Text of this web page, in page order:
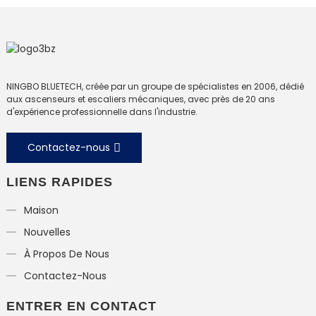
NINGBO BLUETECH, créée par un groupe de spécialistes en 2006, dédié
aux ascenseurs et escaliers mécaniques, avec près de 20 ans
d'expérience professionnelle dans l'industrie.
Contactez-nous
LIENS RAPIDES
Maison
Nouvelles
À Propos De Nous
Contactez-Nous
ENTRER EN CONTACT